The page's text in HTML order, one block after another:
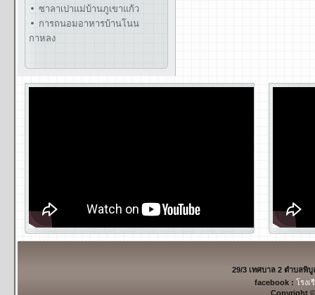
ซาลาเปาแม่บ้านภูเขาแก้ว
การถนอมอาหารบ้านโนน
กาหลง
29/3 เทศบาล 2 ตำบลพิ
facebook : โรงเ
Copyright